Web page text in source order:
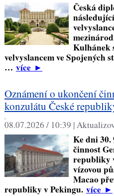
Česká
Kulhánek
velvyslancem ve Spojených
… více►
Oznámení o ukončení
konzulátu České
,
08.07.2026 / 10:39 |
Ke dni 30.
činnost
republiky
vízovou
Macao
republiky v Pekingu. více►